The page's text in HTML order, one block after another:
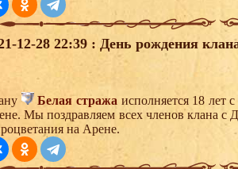
12-28 22:39 : День рождения
Белая стража исполняется 18 лет
Мы поздравляем всех членов клана с
на Арене.